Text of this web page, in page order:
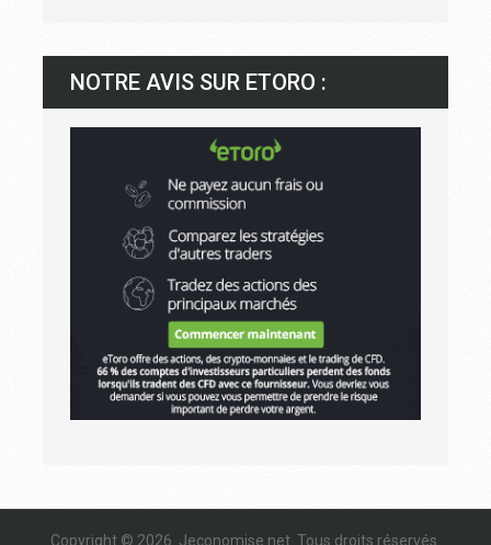
NOTRE AVIS SUR ETORO :
Copyright © 2026. Jeconomise.net. Tous droits réservés.